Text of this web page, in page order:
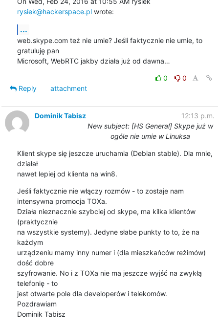
rysiek@hackerspace.pl wrote:
...
web.skype.com też nie umie? Jeśli faktycznie nie umie, to
gratuluję pan
Microsoft, WebRTC jakby działa już od dawna…
0
0
Reply
attachment
Dominik Tabisz
12:13 p.m.
New subject: [HS General] Skype już w
ogóle nie umie w Linuksa
Klient skype się jeszcze uruchamia (Debian stable). Dla mnie,
działał
nawet lepiej od klienta na win8.
Jeśli faktycznie nie włączy rozmów - to zostaje nam
intensywna promocja TOXa.
Działa nieznacznie szybciej od skype, ma kilka klientów
(praktycznie
na wszystkie systemy). Jedyne słabe punkty to to, że na
każdym
urządzeniu mamy inny numer i (dla mieszkańców reżimów)
dość dobre
szyfrowanie. No i z TOXa nie ma jeszcze wyjść na zwykłą
telefonię - to
jest otwarte pole dla developerów i telekomów.
Pozdrawiam
Dominik Tabisz